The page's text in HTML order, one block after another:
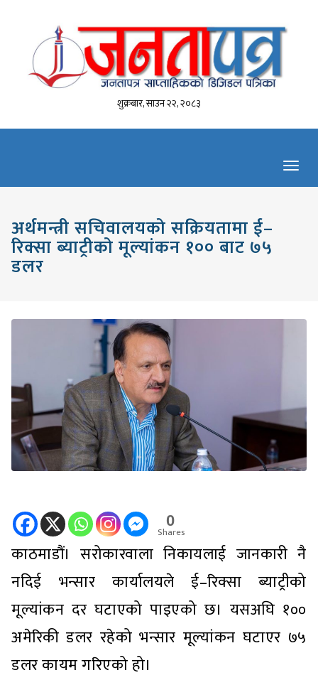
शुक्रबार, साउन २२, २०८३
अर्थमन्त्री सचिवालयको सक्रियतामा ई–
रिक्सा ब्याट्रीको मूल्यांकन १०० बाट ७५
डलर
0
Shares
काठमाडौं। सरोकारवाला निकायलाई जानकारी नै
नदिई भन्सार कार्यालयले ई–रिक्सा ब्याट्रीको
मूल्यांकन दर घटाएको पाइएको छ। यसअघि १००
अमेरिकी डलर रहेको भन्सार मूल्यांकन घटाएर ७५
डलर कायम गरिएको हो।